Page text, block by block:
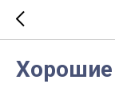
Хорошие